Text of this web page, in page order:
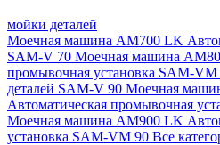
мойки деталей
Моечная машина AM700 LK
SAM-V 70 Моечная машина
промывочная установка SAM-VM
деталей SAM-V 90 Моечная
Автоматическая промывочная
Моечная машина AM900 LK
установка SAM-VM 90 Все